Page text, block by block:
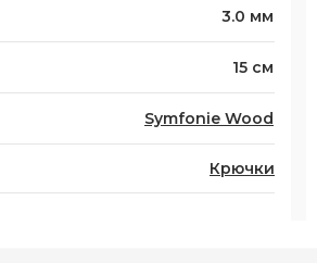
3.0 мм
15 см
Symfonie Wood
Крючки